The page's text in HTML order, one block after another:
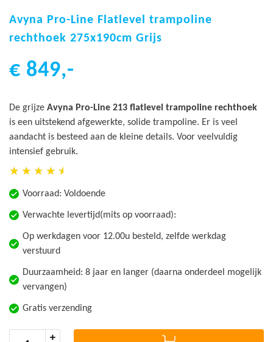
naar
het
van
gallerij
Avyna Pro-Line Flatlevel trampoline
rechthoek 275x190cm Grijs
€ 849,-
De grijze Avyna Pro-Line 213 flatlevel trampoline rechthoek
is een uitstekend afgewerkte, solide trampoline. Er is veel
aandacht is besteed aan de kleine details. Voor veelvuldig
intensief gebruik.
Voorraad: Voldoende
Verwachte levertijd(mits op voorraad):
Op werkdagen voor 12.00u besteld, zelfde werkdag
verstuurd
Duurzaamheid: 8 jaar en langer (daarna onderdeel mogelijk
vervangen)
Gratis verzending